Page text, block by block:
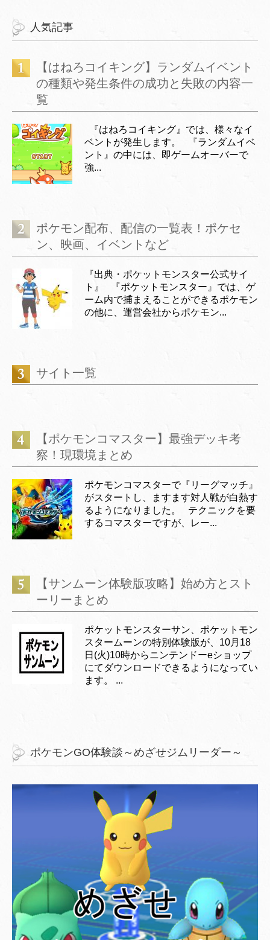
人気記事
【はねろコイキング】ランダムイベント
の種類や発生条件の成功と失敗の内容一
覧
『はねろコイキング』では、様々なイ
ベントが発生します。 『ランダムイベ
ント』の中には、即ゲームオーバーで
強...
ポケモン配布、配信の一覧表！ポケセ
ン、映画、イベントなど
『出典・ポケットモンスター公式サイ
ト』 『ポケットモンスター』では、ゲ
ーム内で捕まえることができるポケモン
の他に、運営会社からポケモン...
サイト一覧
【ポケモンコマスター】最強デッキ考
察！現環境まとめ
ポケモンコマスターで『リーグマッチ』
がスタートし、ますます対人戦が白熱す
るようになりました。 テクニックを要
するコマスターですが、レー...
【サンムーン体験版攻略】始め方とスト
ーリーまとめ
ポケットモンスターサン、ポケットモン
スタームーンの特別体験版が、10月18
日(火)10時からニンテンドーeショップ
にてダウンロードできるようになってい
ます。 ...
ポケモンGO体験談～めざせジムリーダー～